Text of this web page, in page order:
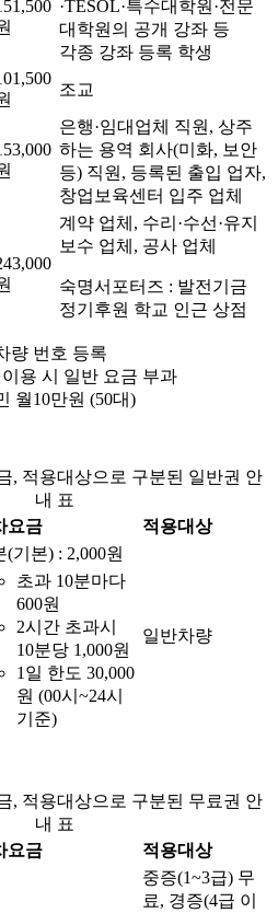
·TESOL·특수대학원·전문
대학원의 공개 강좌 등
각종 강좌 등록 학생
조교
은행·임대업체 직원, 상주
하는 용역 회사(미화, 보안
등) 직원, 등록된 출입 업자,
창업보육센터 입주 업체
계약 업체, 수리·수선·유지
보수 업체, 공사 업체
숙명서포터즈 : 발전기금
정기후원 학교 인근 상점
량 번호 등록
용 시 일반 요금 부과
월10만원 (50대)
, 적용대상으로 구분된 일반권 안
내 표
요금 적용대상
(기본) : 2,000원
일반차량
초과 10분마다
600원
2시간 초과시
10분당 1,000원
1일 한도 30,000
원 (00시~24시
기준)
, 적용대상으로 구분된 무료권 안
내 표
요금 적용대상
중증(1~3급) 무
료, 경증(4급 이